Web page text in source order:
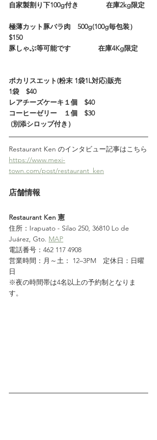
自家製割り下100g付き　　　　在庫2kg限定
極薄カット豚バラ肉　500g(100g毎包装）
$150
豚しゃぶ等可能です　　　　在庫4Kg限定
ポカリスエット(粉末 1袋1L対応)販売
1袋　$40
レアチーズケーキ１個　$40
コーヒーゼリー　１個　$30
(別添シロップ付き）
Restaurant Ken のインタビュー記事はこちら
https://www.mexi-
town.com/post/restaurant_ken
店舗情報
Restaurant Ken 憲
住所：Irapuato - Silao 250, 36810 Lo de
Juárez, Gto. MAP
電話番号：462 117 4908
営業時間：月～土： 12–3PM　定休日：日曜
日
※夜の時間帯は4名以上の予約制となりま
す。